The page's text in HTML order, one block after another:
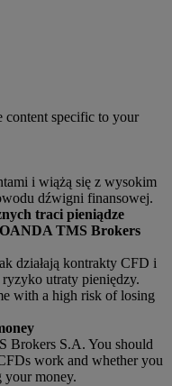
content specific to your
i wiążą się z wysokim
dźwigni finansowej.
traci pieniądze
TMS Brokers
działają kontrakty CFD i
utraty pieniędzy.
with a high risk of losing
S.A. You should
work and whether you
your money.